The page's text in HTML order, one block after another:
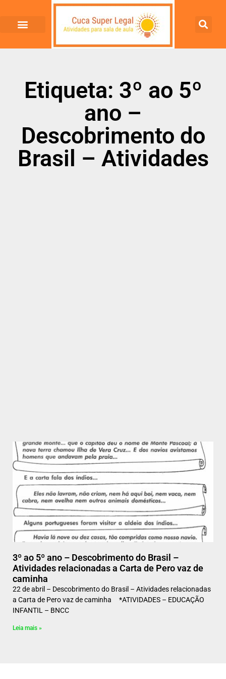
Etiqueta: 3º ao 5º
ano –
Descobrimento do
Brasil – Atividades
3º ao 5º ano – Descobrimento do Brasil –
Atividades relacionadas a Carta de Pero vaz de
caminha
22 de abril – Descobrimento do Brasil – Atividades relacionadas
a Carta de Pero vaz de caminha *ATIVIDADES – EDUCAÇÃO
INFANTIL – BNCC
Leia mais »